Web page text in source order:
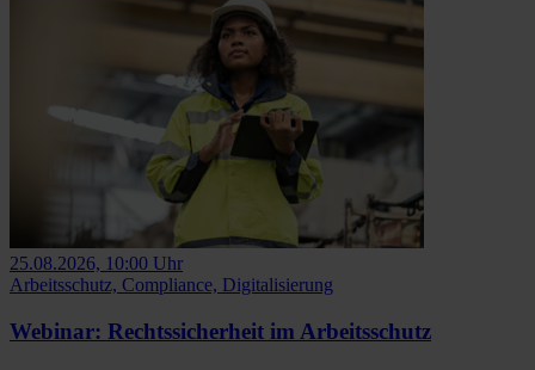
25.08.2026, 10:00 Uhr
Arbeitsschutz, Compliance, Digitalisierung
Webinar: Rechtssicherheit im Arbeitsschutz